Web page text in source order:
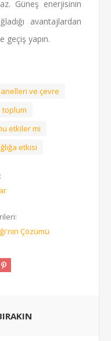
Güneş enerjisinin
avantajlardan
geçiş yapın.
ve çevre
toplum
etkiler mi
etkisi
Çözümü